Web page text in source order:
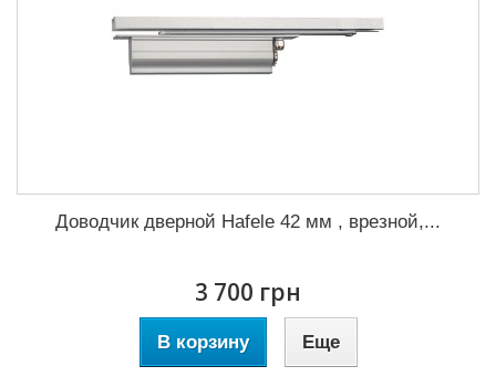
Доводчик дверной Hafele 42 мм , врезной,...
3 700 грн
В корзину Еще